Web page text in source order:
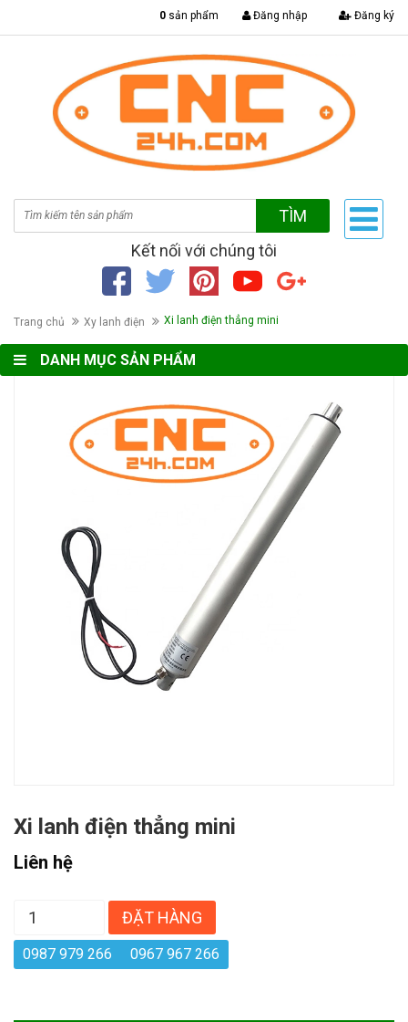
0 sản phẩm Đăng nhập Đăng ký
TÌM
Kết nối với chúng tôi
Trang chủ Xy lanh điện Xi lanh điện thẳng mini
DANH MỤC SẢN PHẨM
Xi lanh điện thẳng mini
Liên hệ
ĐẶT HÀNG
0987 979 266 0967 967 266